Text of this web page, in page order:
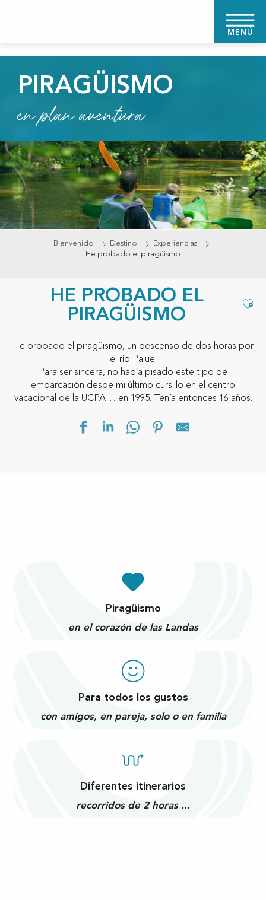
MENÚ
PIRAGÜISMO
en plan aventura
Bienvenido Destino
Experiencias
He probado el piragüismo
HE PROBADO EL
PIRAGÜISMO
He probado el piragüismo, un descenso de dos horas por
el río Palue.
Para ser sincera, no había pisado este tipo de
embarcación desde mi último cursillo en el centro
vacacional de la UCPA… en 1995. Tenía entonces 16 años.
Piragüismo
en el corazón de las Landas
Para todos los gustos
con amigos, en pareja, solo o en familia
Diferentes itinerarios
recorridos de 2 horas ...